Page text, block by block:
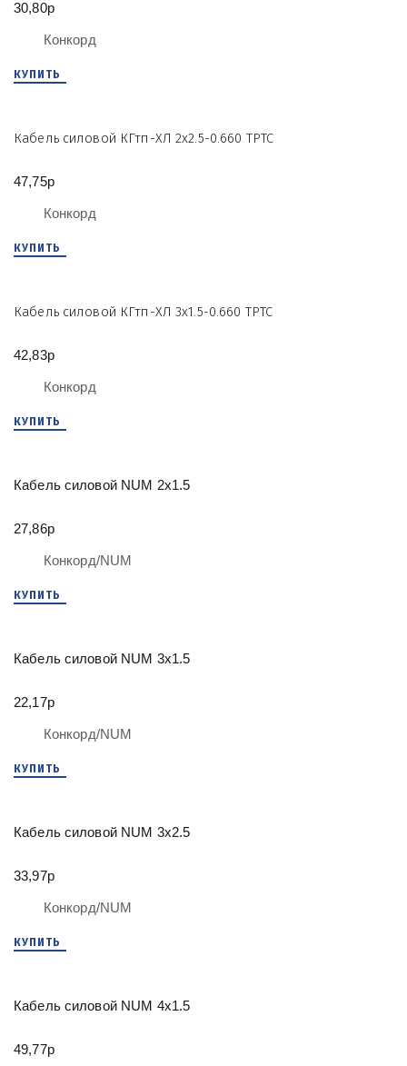
Конкорд
30,80р
КУПИТЬ
Кабель силовой КГтп-ХЛ 2х2.5-0.660 ТРТС
Конкорд
47,75р
КУПИТЬ
Кабель силовой КГтп-ХЛ 3х1.5-0.660 ТРТС
Конкорд
42,83р
КУПИТЬ
Кабель силовой NUM 2х1.5
Конкорд/NUM
27,86р
КУПИТЬ
Кабель силовой NUM 3х1.5
Конкорд/NUM
22,17р
КУПИТЬ
Кабель силовой NUM 3х2.5
Конкорд/NUM
33,97р
КУПИТЬ
Кабель силовой NUM 4х1.5
49,77р